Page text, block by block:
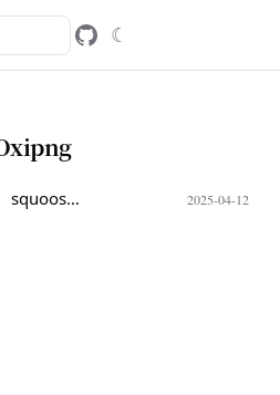
☾
cli 详解 2025-04-12